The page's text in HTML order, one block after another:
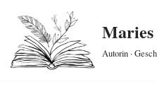
Zum
Inhalt
springen
Autorin ·